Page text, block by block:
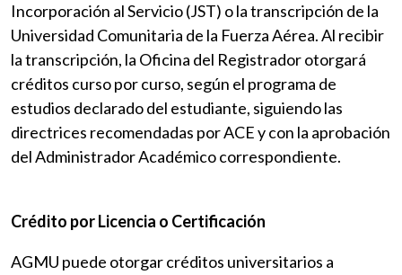
Incorporación al Servicio (JST) o la transcripción de la
Universidad Comunitaria de la Fuerza Aérea. Al recibir
la transcripción, la Oficina del Registrador otorgará
créditos curso por curso, según el programa de
estudios declarado del estudiante, siguiendo las
directrices recomendadas por ACE y con la aprobación
del Administrador Académico correspondiente.
Crédito por Licencia o Certificación
AGMU puede otorgar créditos universitarios a